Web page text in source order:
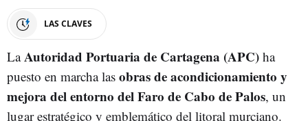
LAS CLAVES
LaAutoridad Portuaria de Cartagena (APC) ha
puesto en marcha las obras de acondicionamiento y
mejora del entorno del Faro de Cabo de Palos, un
lugar estratégico y emblemático del litoral murciano.